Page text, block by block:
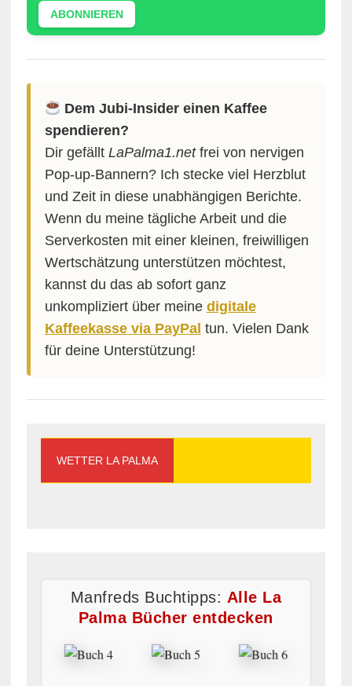
ABONNIEREN
Dem Jubi-Insider einen Kaffee
spendieren?
Dir gefällt LaPalma1.netfrei von nervigen
Pop-up-Bannern? Ich stecke viel Herzblut
und Zeit in diese unabhängigen Berichte.
Wenn du meine tägliche Arbeit und die
Serverkosten mit einer kleinen, freiwilligen
Wertschätzung unterstützen möchtest,
kannst du das ab sofort ganz
unkompliziert über meine digitale
Kaffeekasse via PayPal tun. Vielen Dank
für deine Unterstützung!
WETTER LA PALMA
Manfreds Buchtipps: Alle La
Palma Bücher entdecken